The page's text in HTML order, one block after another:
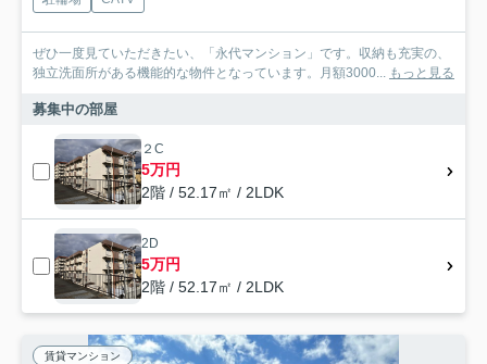
ぜひ一度見ていただきたい、「永代マンション」です。収納も充実の、
独立洗面所がある機能的な物件となっています。月額3000... もっと見る
募集中の部屋
２C
5万円
2階 / 52.17㎡ / 2LDK
2D
5万円
2階 / 52.17㎡ / 2LDK
賃貸マンション